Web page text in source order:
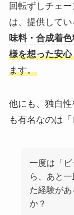
回転ずしチェ
は、提供してい
味料・合成着
様を想った安
ます。
他にも、独自
も有名なのは
一度は「
ら、あと
た経験が
か？